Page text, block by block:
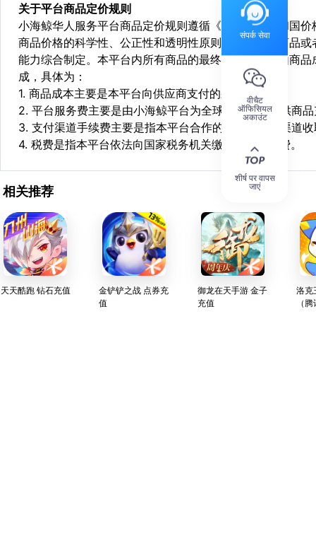
关于平台商品定价规则
小海鲸华人服务平台商品定价规则遵循《中华人民共和国
商品价格的科学性、公正性和透明性原则，依据相关商品
能力综合制定。本平台内所有商品的最终销售价格均由商
成，具体为：
1. 商品成本主要是本平台向供应商支付的采购成本；
2. 平台服务费主要是由小海鲸平台为全球华人用户提供商
3. 支付渠道手续费主要是指本平台合作的第三方支付渠道
4. 税费是指本平台依法向国家税务机关缴纳的各项税费。
相关推荐
天天酷跑 钻石充值
金铲铲之战 点券充
值
御龙在天手游 金子
充值
洛克
（
संपर्क सेवा
वीचैट
ऑफिसियल
अकाउंट
शीर्ष पर वापस
जाएं